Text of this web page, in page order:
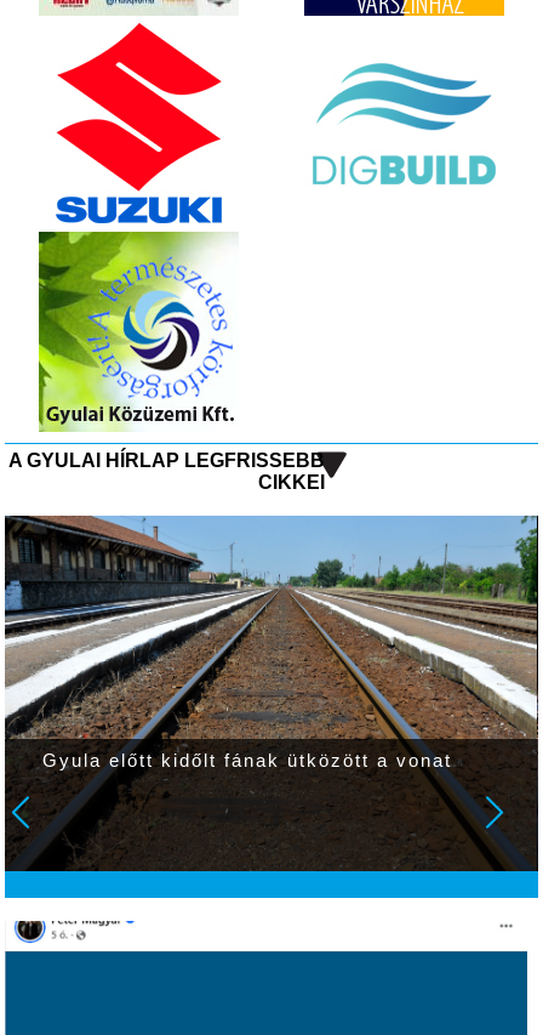
A GYULAI HÍRLAP LEGFRISSEBB
CIKKEI
Gyula előtt kidőlt fának ütközött a vonat